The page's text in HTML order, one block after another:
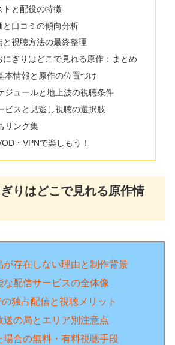
トと配役の特徴
と口コミの傾向分析
と視聴方法の最終整理
にぎりはどこで見れる原作：まとめ
本情報と原作の位置づけ
ジュールと地上波の視聴条件
ビスと見逃し視聴の選択肢
リンク集
・VPNで楽しもう！
りはどこで見れる原作情
が存在しない理由と制作背景
な配信サービスの全体像
独占配信と視聴メリット
送の局とエリア別注意点
場合の無料・有料視聴手段